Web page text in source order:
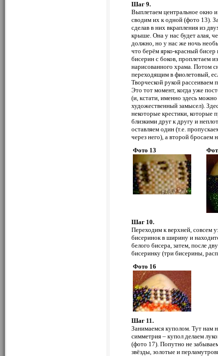
Шаг 9.
Выплетаем центральное окно
сводим их к одной (фото 13).
сделав в них вкрапления из
крыше. Она у нас будет алая,
должно, но у нас же ночь
что берём ярко-красный бисер
бисерин с боков, проплетаем
нарисованного храма. Потом
переходящим в фиолетовый,
Творческой рукой рассеиваем
Это тот момент, когда уже
(и, кстати, именно здесь
художественный замысел).
некоторые крестики, которые
близкими друг к другу и
оставляем один (т.е.
через него), а второй бросаем
Фото 13
Шаг 10.
Переходим к верхней, совсем
бисеринок в ширину и
белого бисера, затем, после
бисеринку (три бисерины,
Фото 16
Шаг 11.
Занимаемся куполом. Тут нам
симметрия – купол делаем
(фото 17). Попутно не
звёзды, золотые и